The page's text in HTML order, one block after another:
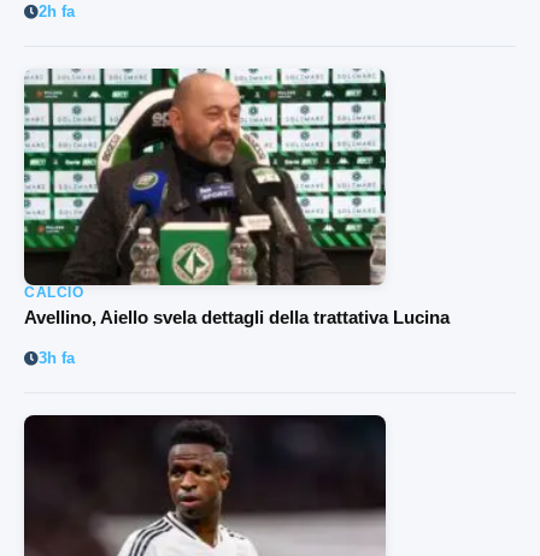
2h fa
CALCIO
Avellino, Aiello svela dettagli della trattativa Lucina
3h fa